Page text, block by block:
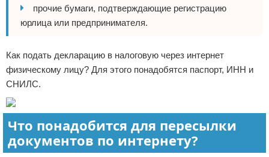
прочие бумаги, подтверждающие регистрацию
юрлица или предпринимателя.
Как подать декларацию в налоговую через интернет
физическому лицу? Для этого понадобятся паспорт, ИНН и
СНИЛС.
Что понадобится для пересылки
документов по интернету?